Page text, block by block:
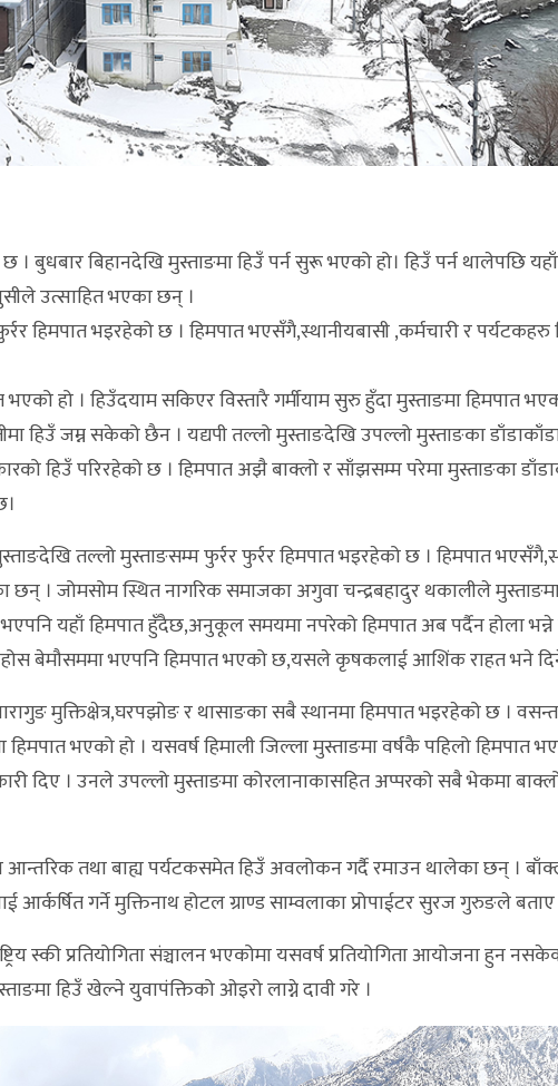
बुधबार बिहानदेखि मुस्ताङमा हिउँ पर्न सुरू भएको हो। हिउँ पर्न थालेपछि
उत्साहित भएका छन् ।
हिमपात भइरहेको छ । हिमपात भएसँगै,स्थानीयबासी ,कर्मचारी र
हो । हिउँदयाम सकिएर विस्तारै गर्मीयाम सुरु हुँदा मुस्ताङमा हिमपात
हिउँ जम्न सकेको छैन । यद्यपी तल्लो मुस्ताङदेखि उपल्लो मुस्ताङका
हिउँ परिरहेको छ । हिमपात अझै बाक्लो र साँझसम्म परेमा मुस्ताङका
तल्लो मुस्ताङसम्म फुर्रर फुर्रर हिमपात भइरहेको छ । हिमपात
छन् । जोमसोम स्थित नागरिक समाजका अगुवा चन्द्रबहादुर थकालीले
भएपनि यहाँ हिमपात हुँदैछ,अनुकूल समयमा नपरेको हिमपात अब पर्दैन होला
बेमौसममा भएपनि हिमपात भएको छ,यसले कृषकलाई आशिंक राहत भने
मुक्तिक्षेत्र,घरपझोङ र थासाङका सबै स्थानमा हिमपात भइरहेको छ ।
भएको हो । यसवर्ष हिमाली जिल्ला मुस्ताङमा वर्षकै पहिलो हिमपात
दिए । उनले उपल्लो मुस्ताङमा कोरलानाकासहित अप्परको सबै भेकमा
आन्तरिक तथा बाह्य पर्यटकसमेत हिउँ अवलोकन गर्दै रमाउन थालेका छन् ।
गर्ने मुक्तिनाथ होटल ग्राण्ड साम्वलाका प्रोपाईटर सुरज गुरुङले बताए
स्की प्रतियोगिता संञ्चालन भएकोमा यसवर्ष प्रतियोगिता आयोजना हुन
हिउँ खेल्ने युवापंक्तिको ओइरो लाग्ने दावी गरे ।